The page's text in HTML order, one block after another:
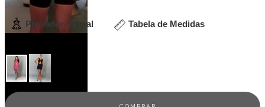
Provador Virtual Tabela de Medidas